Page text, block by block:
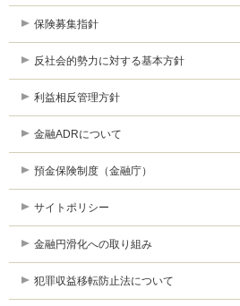
保険募集指針
反社会的勢力に対する基本方針
利益相反管理方針
金融ADRについて
預金保険制度（金融庁）
サイトポリシー
金融円滑化への取り組み
犯罪収益移転防止法について